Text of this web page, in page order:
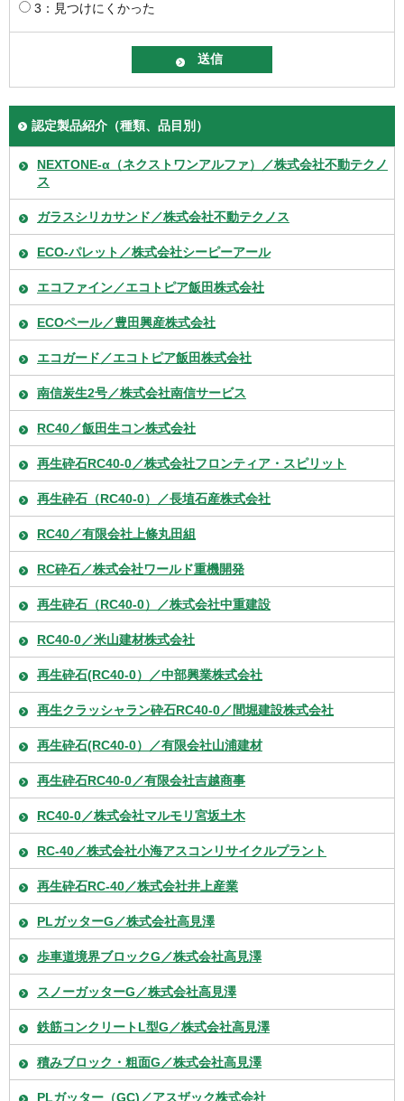
3：見つけにくかった
認定製品紹介（種類、品目別）
NEXTONE-α（ネクストワンアルファ）／株式会社不動テクノ
ス
ガラスシリカサンド／株式会社不動テクノス
ECO-パレット／株式会社シーピーアール
エコファイン／エコトピア飯田株式会社
ECOペール／豊田興産株式会社
エコガード／エコトピア飯田株式会社
南信炭生2号／株式会社南信サービス
RC40／飯田生コン株式会社
再生砕石RC40-0／株式会社フロンティア・スピリット
再生砕石（RC40-0）／長埴石産株式会社
RC40／有限会社上條丸田組
RC砕石／株式会社ワールド重機開発
再生砕石（RC40-0）／株式会社中重建設
RC40-0／米山建材株式会社
再生砕石(RC40-0）／中部興業株式会社
再生クラッシャラン砕石RC40-0／間堀建設株式会社
再生砕石(RC40-0）／有限会社山浦建材
再生砕石RC40-0／有限会社吉越商事
RC40-0／株式会社マルモリ宮坂土木
RC-40／株式会社小海アスコンリサイクルプラント
再生砕石RC-40／株式会社井上産業
PLガッターG／株式会社高見澤
歩車道境界ブロックG／株式会社高見澤
スノーガッターG／株式会社高見澤
鉄筋コンクリートL型G／株式会社高見澤
積みブロック・粗面G／株式会社高見澤
PLガッター（GC)／アスザック株式会社